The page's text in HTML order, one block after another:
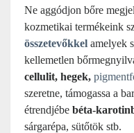
Ne aggódjon bőre
kozmetikai termékeink
összetevőkkel amelyek
kellemetlen
cellulit, hegek,
szeretne, támogassa a
étrendjébe béta-
sárgarépa, sütőtök stb.